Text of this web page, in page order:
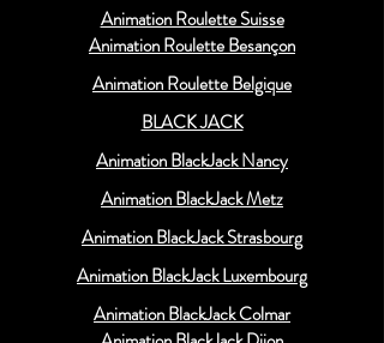
Animation Roulette Suisse
Animation Roulette Besançon
Animation Roulette Belgique
BLACK JACK
Animation BlackJack Nancy
Animation BlackJack Metz
Animation BlackJack Strasbourg
Animation BlackJack Luxembourg
Animation BlackJack Colmar